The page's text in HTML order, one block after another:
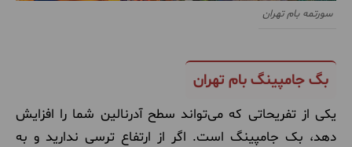
سورتمه بام تهران
بگ جامپینگ بام تهران
یکی از تفریحاتی که می‌تواند سطح آدرنالین شما را افزایش
دهد، بک جامپینگ است. اگر از ارتفاع ترسی ندارید و به